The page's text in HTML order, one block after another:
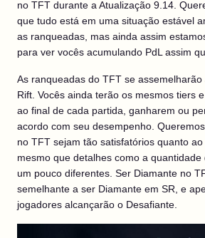
no TFT durante a Atualização 9.14.
que tudo está em uma situação estável
as ranqueadas, mas ainda assim
para ver vocês acumulando PdL assim
As ranqueadas do TFT se assemelharão
Rift. Vocês ainda terão os mesmos tiers
ao final de cada partida, ganharem ou
acordo com seu desempenho.
no TFT sejam tão satisfatórios quanto ao
mesmo que detalhes como a quantidade
um pouco diferentes. Ser Diamante no
semelhante a ser Diamante em SR, e
jogadores alcançarão o Desafiante.